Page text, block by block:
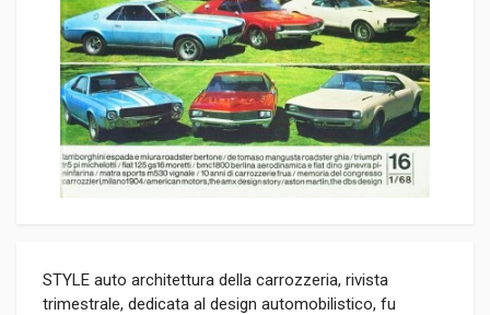
STYLE auto architettura della carrozzeria, rivista
trimestrale, dedicata al design automobilistico, fu